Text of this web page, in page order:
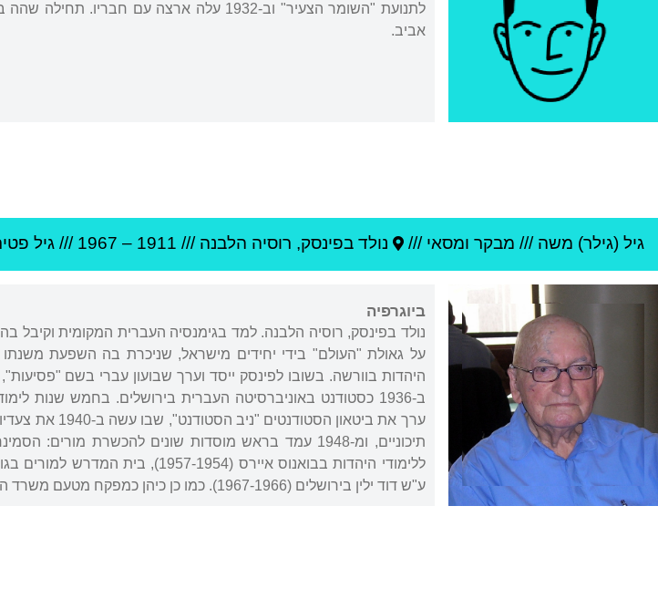
לתנועת "השומר הצעיר" וב-1932 עלה ארצה
אביב.
גיל (גילר) משה /// מבקר ומסאי /// נולד בפינסק, רוסיה הלבנה ///
1911
–
1967 /// גיל
ביוגרפיה
ע"ש דוד ילין בירושלים (1967-1966). כמו כן כיהן כמפקח מטעם משרד החינוך והתרבות על הסמינרים למורים (1966-1964).